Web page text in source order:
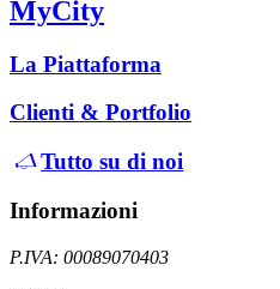
MyCity
La Piattaforma
Clienti & Portfolio
Tutto su di noi
Informazioni
P.IVA: 00089070403